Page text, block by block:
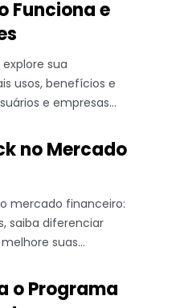
Funciona e
sua
usos, benefícios e
e empresas
no Mercado
mercado financeiro:
saiba diferenciar
suas
o Programa